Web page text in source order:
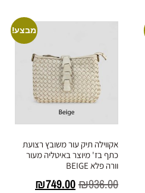
מבצע!
אקווילה תיק עור משובץ רצועת
כתף בז' מיוצר באיטליה מעור
וורה פלא BEIGE
₪936.00
₪749.00